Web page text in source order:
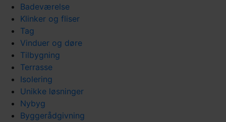
Badeværelse
Klinker og fliser
Tag
Vinduer og døre
Tilbygning
Terrasse
Isolering
Unikke løsninger
Nybyg
Byggerådgivning